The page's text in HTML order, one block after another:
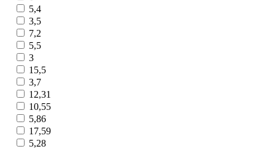
5,4
3,5
7,2
5,5
3
15,5
3,7
12,31
10,55
5,86
17,59
5,28